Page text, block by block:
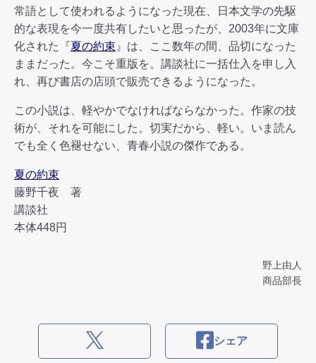
常語として使われるようになった現在、日本文学の先駆
的な表現を今一度共有したいと思ったが、2003年に文庫
化された『夏の約束 』は、ここ数年の間、品切になった
ままだった。今こそ重版を。講談社に一括仕入を申し入
れ、再び書店の店頭で販売できるようになった。
この小説は、軽やかでなければならなかった。作家の技
術が、それを可能にした。切実だから、軽い。いま読ん
でも全く色褪せない、青春小説の傑作である。
夏の約束
藤野千夜 著
講談社
本体448円
野上由人
商品部長
シェア